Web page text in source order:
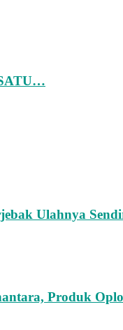
Ulahnya
Produk